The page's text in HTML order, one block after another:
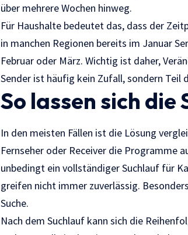
über mehrere Wochen hinweg.
Für Haushalte bedeutet das, dass der
in manchen Regionen bereits im Januar
Februar oder März. Wichtig ist daher,
Sender ist häufig kein Zufall, sondern Teil
So lassen sich
In den meisten Fällen ist die Lösung
Fernseher oder Receiver die Programme
unbedingt ein vollständiger Suchlauf für
greifen nicht immer zuverlässig.
Suche.
Nach dem Suchlauf kann sich die